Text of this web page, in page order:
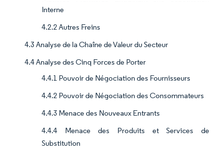
Interne
4.2.2 Autres Freins
4.3 Analyse de la Chaîne de Valeur du Secteur
4.4 Analyse des Cinq Forces de Porter
4.4.1 Pouvoir de Négociation des Fournisseurs
4.4.2 Pouvoir de Négociation des Consommateurs
4.4.3 Menace des Nouveaux Entrants
4.4.4 Menace des Produits et Services de
Substitution